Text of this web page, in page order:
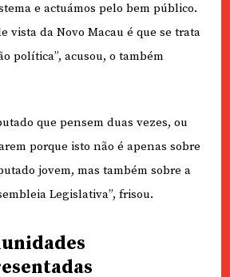
e actuámos pelo bem público.
vista da Novo Macau é que se trata
política”, acusou, o também
que pensem duas vezes, ou
porque isto não é apenas sobre
jovem, mas também sobre a
Legislativa”, frisou.